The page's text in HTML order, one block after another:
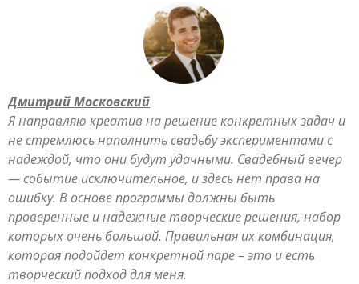
Дмитрий Московский
Я направляю креатив на решение конкретных задач и
не стремлюсь наполнить свадьбу экспериментами с
надеждой, что они будут удачными. Свадебный вечер
— событие исключительное, и здесь нет права на
ошибку. В основе программы должны быть
проверенные и надежные творческие решения, набор
которых очень большой. Правильная их комбинация,
которая подойдет конкретной паре – это и есть
творческий подход для меня.